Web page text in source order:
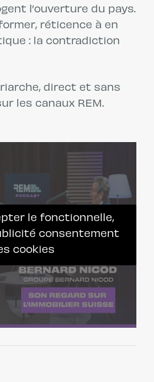
l’ouverture du pays.
réticence à en
: la contradiction
direct et sans
les canaux REM.
le fonctionnelle,
consentement
cookies